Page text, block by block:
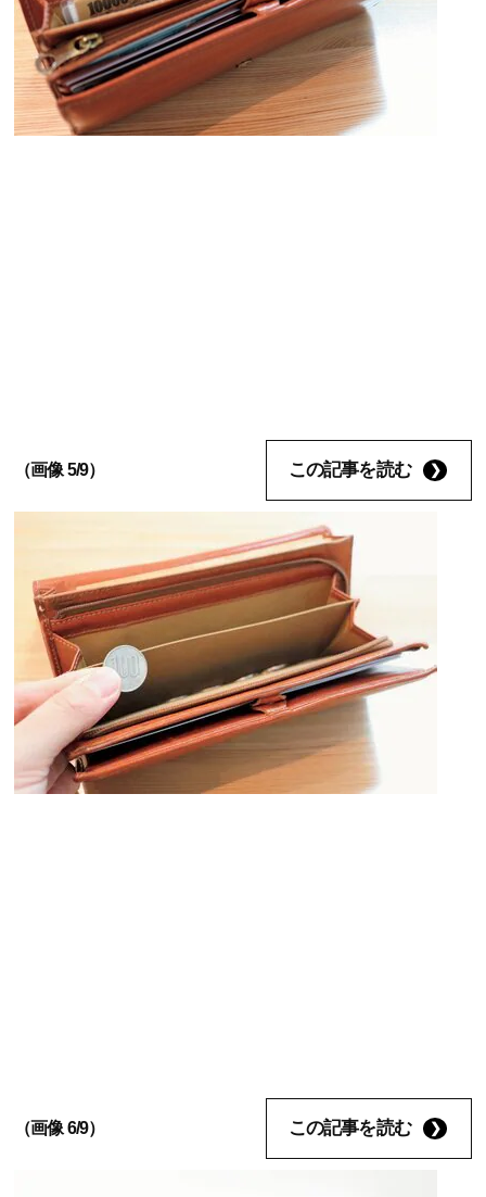
（画像 5/9） この記事を読む
（画像 6/9） この記事を読む